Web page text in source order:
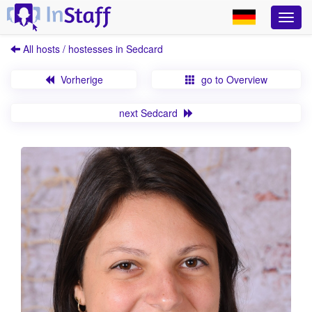
All hosts / hostesses in Sedcard
Vorherige go to Overview
next Sedcard